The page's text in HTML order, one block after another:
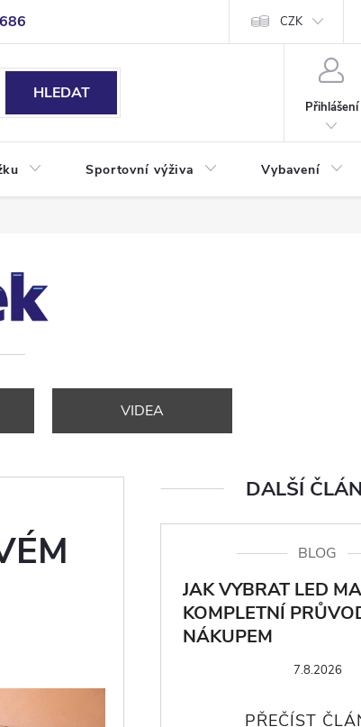
CZK
HLEDAT
Přihlášení
Sportovní výživa Vybavení
VIDEA
DALŠÍ
BLOG
JAK VYBRAT LED
KOMPLETNÍ
NÁKUPEM
7.8.2026